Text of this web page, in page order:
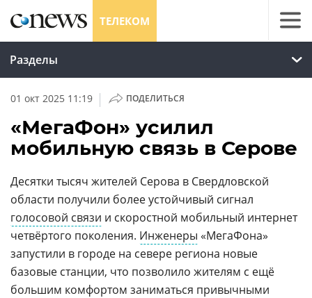
ТЕЛЕКОМ
Разделы
01 окт 2025 11:19 | ПОДЕЛИТЬСЯ
«МегаФон» усилил
мобильную связь в Серове
Десятки тысяч жителей Серова в Свердловской
области получили более устойчивый сигнал
голосовой связи и скоростной мобильный интернет
четвёртого поколения. Инженеры «МегаФона»
запустили в городе на севере региона новые
базовые станции, что позволило жителям c ещё
большим комфортом заниматься привычными